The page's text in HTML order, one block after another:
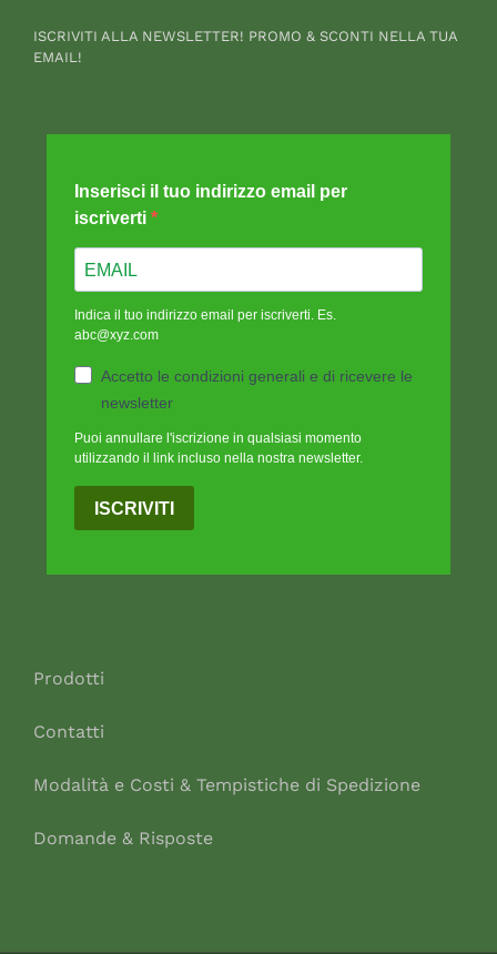
ISCRIVITI ALLA NEWSLETTER! PROMO & SCONTI NELLA TUA
EMAIL!
Inserisci il tuo indirizzo email per
iscriverti
Indica il tuo indirizzo email per iscriverti. Es.
abc@xyz.com
Accetto le condizioni generali e di ricevere le
newsletter
Puoi annullare l'iscrizione in qualsiasi momento
utilizzando il link incluso nella nostra newsletter.
ISCRIVITI
Prodotti
Contatti
Modalità e Costi & Tempistiche di Spedizione
Domande & Risposte